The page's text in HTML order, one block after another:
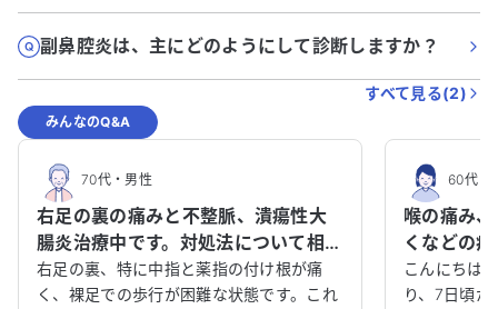
副鼻腔炎は、主にどのようにして診断しますか？
すべて見る(2)
みんなのQ&A
70代・男性
右足の裏の痛みと不整脈、潰瘍性大
腸炎治療中です。対処法について相談
させてください。
右足の裏、特に中指と薬指の付け根が痛
く、裸足での歩行が困難な状態です。これ
60代・
喉の痛み
くなどの
中の私は
か？
こんにちは
り、7日頃